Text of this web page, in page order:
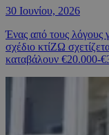
30 Ιουνίου, 2026
Ένας από τους λόγους
σχέδιο κτίΖΩ
καταβάλουν €20.000-